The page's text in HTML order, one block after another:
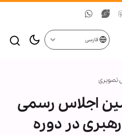
فارسی
تصويری
اجلاس رسمی
در دوره